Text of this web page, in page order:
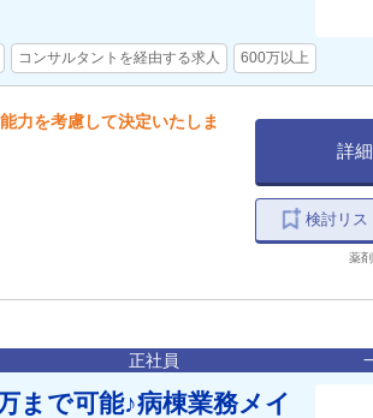
コンサルタントを経由する求人 600万以上
力を考慮して決定いたしま
詳
検討リス
薬
正社員
まで可能♪病棟業務メイ